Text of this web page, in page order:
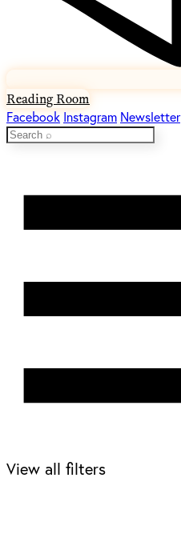
Reading Room
Facebook Instagram Newsletter
View all filters